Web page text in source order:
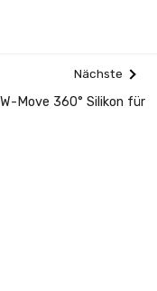
Nächste